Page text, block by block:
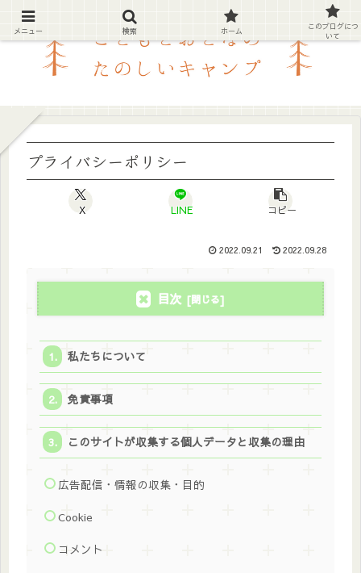
プライバシーポリシー
X LINE コピー
2022.09.21 2022.09.28
目次
私たちについて
免責事項
このサイトが収集する個人データと収集の理由
広告配信・情報の収集・目的
Cookie
コメント
メニュー 検索 ホーム
このブログにつ
いて